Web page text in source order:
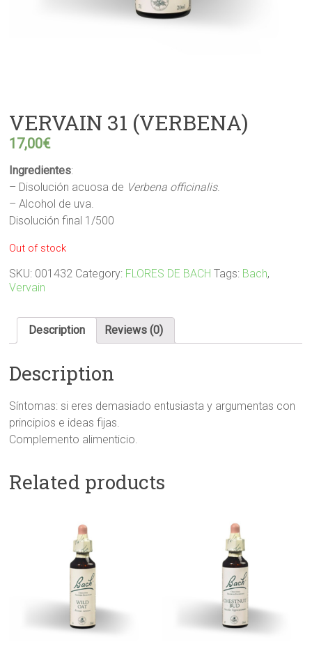
VERVAIN 31 (VERBENA)
17,00€
Ingredientes:
– Disolución acuosa de Verbena officinalis.
– Alcohol de uva.
Disolución final 1/500
Out of stock
SKU: 001432 Category: FLORES DE BACH Tags: Bach,
Vervain
Description Reviews (0)
Description
Síntomas: si eres demasiado entusiasta y argumentas con
principios e ideas fijas.
Complemento alimenticio.
Related products